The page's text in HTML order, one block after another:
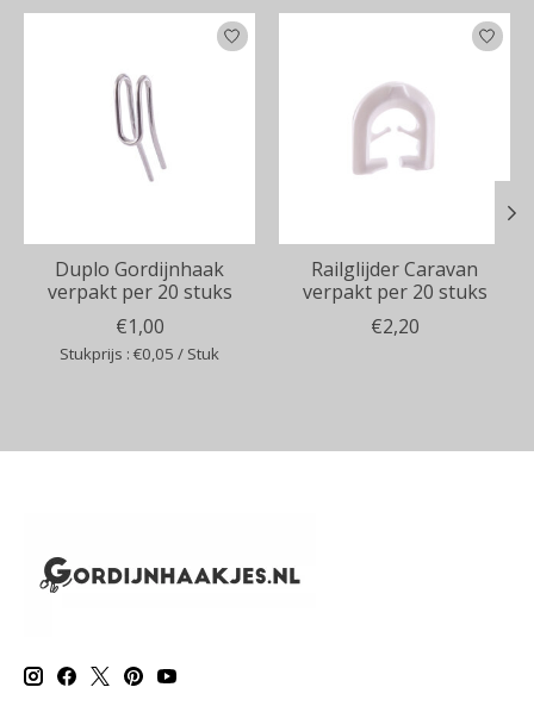
Items van productcarrousel
Duplo Gordijnhaak
verpakt per 20 stuks
€1,00
Stukprijs : €0,05 / Stuk
Railglijder Caravan
verpakt per 20 stuks
€2,20